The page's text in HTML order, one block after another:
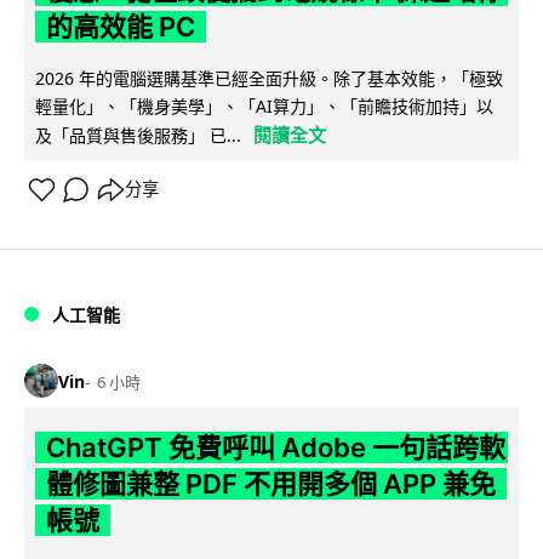
的高效能 PC
2026 年的電腦選購基準已經全面升級。除了基本效能，「極致
輕量化」、「機身美學」、「AI算力」、「前瞻技術加持」以
及「品質與售後服務」 已...
閱讀全文
分享
人工智能
Vin 6 小時
ChatGPT 免費呼叫 Adobe 一句話跨軟
體修圖兼整 PDF 不用開多個 APP 兼免
帳號